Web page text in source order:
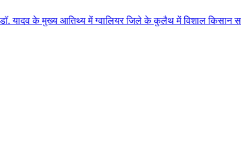
में ग्वालियर जिले के कुलैथ में विशाल किसान सम्मेलन आयोजित